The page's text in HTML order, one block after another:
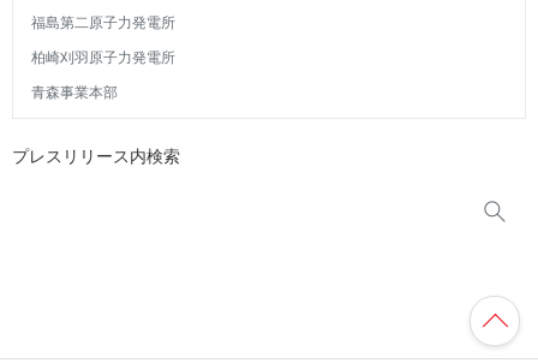
福島第二原子力発電所
柏崎刈羽原子力発電所
青森事業本部
プレスリリース内検索